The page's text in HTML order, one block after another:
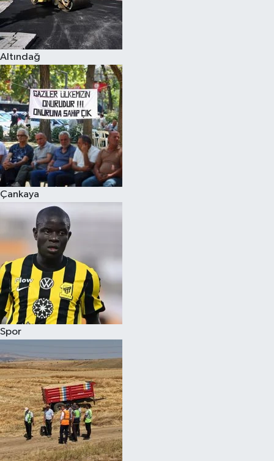
Altındağ
Çankaya
Spor